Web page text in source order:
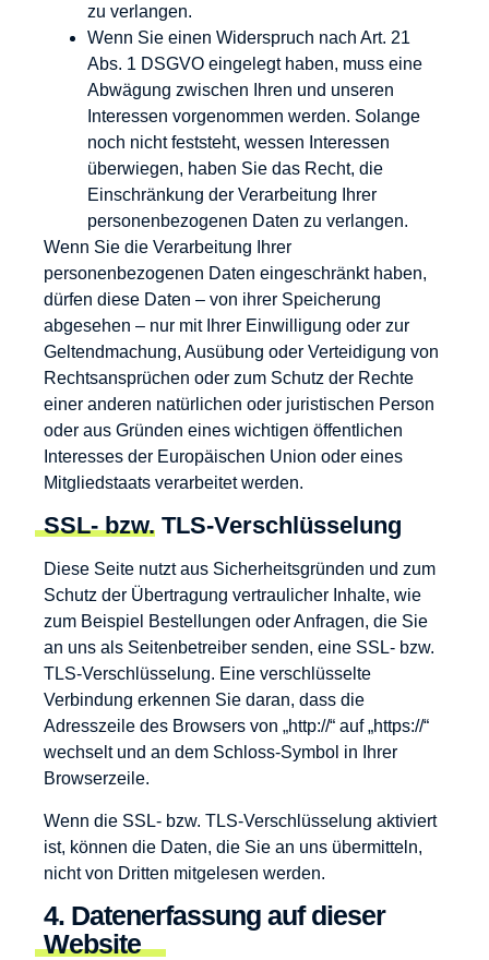
zu verlangen.
Wenn Sie einen Widerspruch nach Art. 21
Abs. 1 DSGVO eingelegt haben, muss eine
Abwägung zwischen Ihren und unseren
Interessen vorgenommen werden. Solange
noch nicht feststeht, wessen Interessen
überwiegen, haben Sie das Recht, die
Einschränkung der Verarbeitung Ihrer
personenbezogenen Daten zu verlangen.
Wenn Sie die Verarbeitung Ihrer
personenbezogenen Daten eingeschränkt haben,
dürfen diese Daten – von ihrer Speicherung
abgesehen – nur mit Ihrer Einwilligung oder zur
Geltendmachung, Ausübung oder Verteidigung von
Rechtsansprüchen oder zum Schutz der Rechte
einer anderen natürlichen oder juristischen Person
oder aus Gründen eines wichtigen öffentlichen
Interesses der Europäischen Union oder eines
Mitgliedstaats verarbeitet werden.
SSL- bzw. TLS-Verschlüsselung
Diese Seite nutzt aus Sicherheitsgründen und zum
Schutz der Übertragung vertraulicher Inhalte, wie
zum Beispiel Bestellungen oder Anfragen, die Sie
an uns als Seitenbetreiber senden, eine SSL- bzw.
TLS-Verschlüsselung. Eine verschlüsselte
Verbindung erkennen Sie daran, dass die
Adresszeile des Browsers von „http://“ auf „https://“
wechselt und an dem Schloss-Symbol in Ihrer
Browserzeile.
Wenn die SSL- bzw. TLS-Verschlüsselung aktiviert
ist, können die Daten, die Sie an uns übermitteln,
nicht von Dritten mitgelesen werden.
4. Datenerfassung auf dieser
Website